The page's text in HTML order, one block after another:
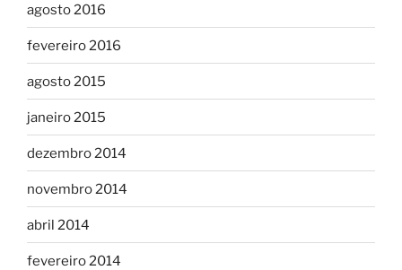
agosto 2016
fevereiro 2016
agosto 2015
janeiro 2015
dezembro 2014
novembro 2014
abril 2014
fevereiro 2014